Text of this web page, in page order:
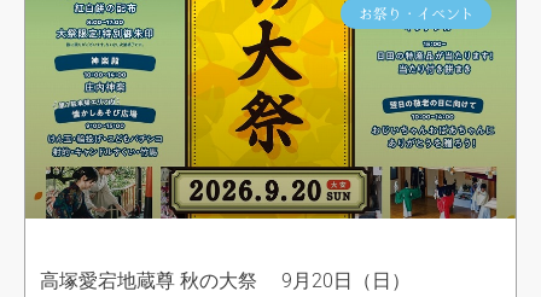
お祭り・イベント
高塚愛宕地蔵尊 秋の大祭 9月20日（日）